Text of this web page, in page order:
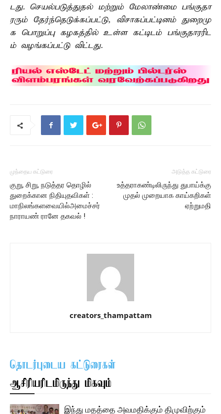
டது. செயல்படுத்துதல் மற்றும் மேலாண்மை பங்குதா
ரரும் தேர்ந்தெடுக்கப்பட்டு, விசாகப்பட்டினம் துறைமு
க பொறுப்பு கழகத்தில் உள்ள கட்டிடம் பங்குதாரரிட
ம் வழங்கப்பட்டு விட்டது.
முந்தைய கட்டுரை
குறு, சிறு, நடுத்தர தொழில்
துறைக்கான நிதியுதவிகள் :
மாநிலங்களவையில்அமைச்சர்
நாராயண் ரானே தகவல் !
அடுத்த கட்டுரை
உத்தராகண்டிலிருந்து துபாய்க்கு
முதல் முறையாக காய்கறிகள்
ஏற்றுமதி
creators_thampattam
தொடர்புடைய கட்டுரைகள்
ஆசிரியரிடமிருந்து மிகவும்
இந்து மதத்தை அவமதிக்கும் திமுவிற்கும்